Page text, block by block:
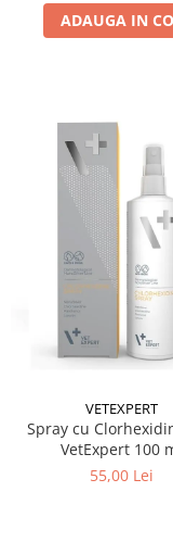
ADAUGA IN
VETEXPERT
Spray cu
VetExpert 100
55,00 Lei